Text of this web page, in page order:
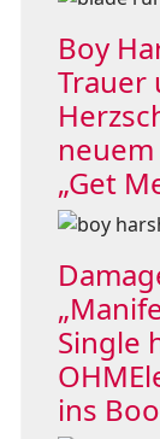
Boy
Trauer
„Get
Single
ins